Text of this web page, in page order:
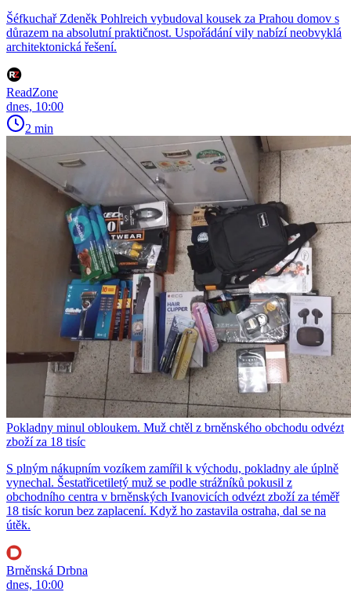
Šéfkuchař Zdeněk Pohlreich vybudoval kousek za Prahou domov s
důrazem na absolutní praktičnost. Uspořádání vily nabízí neobvyklá
architektonická řešení.
ReadZone
dnes, 10:00
2 min
Pokladny minul obloukem. Muž chtěl z brněnského obchodu odvézt
zboží za 18 tisíc
S plným nákupním vozíkem zamířil k východu, pokladny ale úplně
vynechal. Šestatřicetiletý muž se podle strážníků pokusil z
obchodního centra v brněnských Ivanovicích odvézt zboží za téměř
18 tisíc korun bez zaplacení. Když ho zastavila ostraha, dal se na
útěk.
Brněnská Drbna
dnes, 10:00